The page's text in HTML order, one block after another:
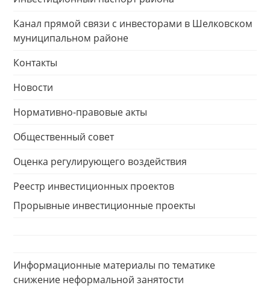
Канал прямой связи с инвесторами в Шелковском
муниципальном районе
Контакты
Новости
Нормативно-правовые акты
Общественный совет
Оценка регулирующего воздействия
Реестр инвестиционных проектов
Прорывные инвестиционные проекты
Информационные материалы по тематике
снижение неформальной занятости